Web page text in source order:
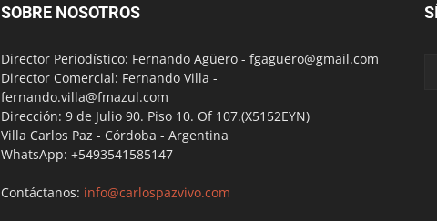
SOBRE NOSOTROS
Director Periodístico: Fernando Agüero - fgaguero@gmail.com
Director Comercial: Fernando Villa -
fernando.villa@fmazul.com
Dirección: 9 de Julio 90. Piso 10. Of 107.(X5152EYN)
Villa Carlos Paz - Córdoba - Argentina
WhatsApp: +5493541585147
Contáctanos: info@carlospazvivo.com